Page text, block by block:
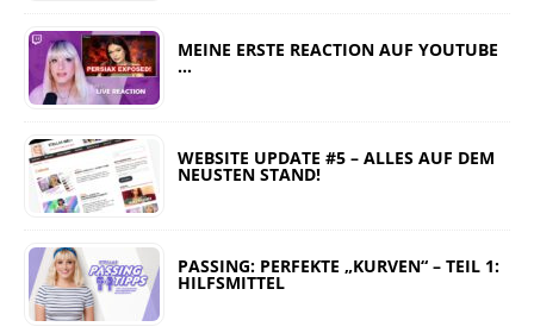
MEINE ERSTE REACTION AUF YOUTUBE
…
WEBSITE UPDATE #5 – ALLES AUF DEM
NEUSTEN STAND!
PASSING: PERFEKTE „KURVEN“ – TEIL 1:
HILFSMITTEL